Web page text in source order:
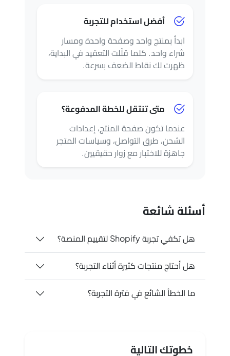
أفضل استخدام للتجربة
ابدأ بمنتج واحد وصفحة واحدة ومسار
شراء واحد. كلما قلّلت التعقيد في البداية،
ظهرت لك نقاط الضعف بسرعة.
متى تنتقل للخطة المدفوعة؟
عندما تكون صفحة المنتج، إعدادات
الشحن، طرق التواصل، وسياسات المتجر
جاهزة للاختبار مع زوار حقيقيين.
أسئلة شائعة
هل تكفي تجربة Shopify لتقييم المنصة؟
هل أحتاج منتجات كثيرة أثناء التجربة؟
ما الخطأ الشائع في فترة التجربة؟
خطوتك التالية